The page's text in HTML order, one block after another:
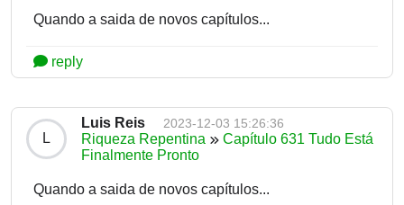
Quando a saida de novos capítulos...
reply
L
Luis Reis 2023-12-03 15:26:36
Riqueza Repentina
Capítulo 631 Tudo Está
Finalmente Pronto
Quando a saida de novos capítulos...